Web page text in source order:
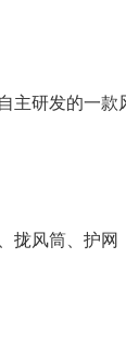
主研发的一
拢风筒、护网